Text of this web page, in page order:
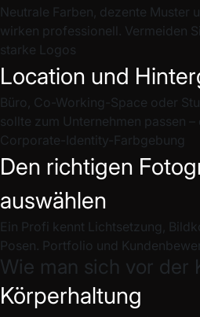
Neutrale Farben, dezente Muster
wirken professionell. Vermeiden
starke Logos
Location und
Büro, Co-Working-Space oder
sollte zum Unternehmen passen
Corporate-Identity-Farbgebung
Den richtigen
auswählen
Ein Profi kennt Lichtsetzung,
Posen. Portfolio und
Wie man sich vor der
Körperhaltung